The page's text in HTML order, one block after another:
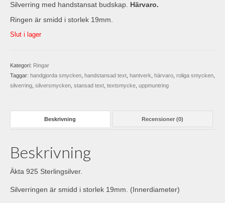
Silverring med handstansat budskap. Härvaro.
Ringen är smidd i storlek 19mm.
Slut i lager
Kategori: Ringar
Taggar: handgjorda smycken handstansad text hantverk härvaro roliga smycken
silverring silversmycken stansad text textsmycke uppmuntring
Beskrivning Recensioner (0)
Beskrivning
Äkta 925 Sterlingsilver.
Silverringen är smidd i storlek 19mm. (Innerdiameter)